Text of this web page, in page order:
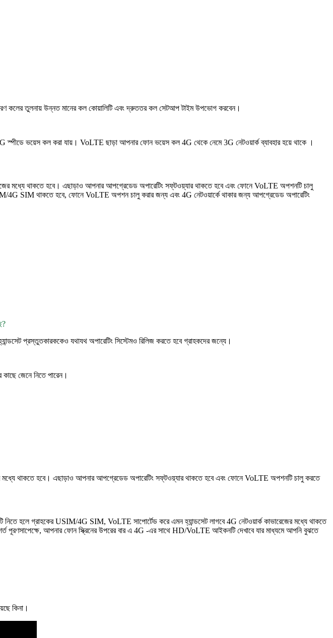
কলের তুলনায় উন্নত মানের কল কোয়ালিটি এবং দ্রুততর কল সেটআপ টাইম উপভোগ করবেন।
ভয়েস কল করা যায়। VoLTE ছাড়া আপনার ফোন ভয়েস কল 4G থেকে নেমে 3G নেটওয়ার্ক ব্যাবহার হয়ে থাকে ।
মধ্যে থাকতে হবে। এছাড়াও আপনার আপগ্রেডেড অপারেটিং সফ্‌টওয়্যার থাকতে হবে এবং ফোনে VoLTE অপশনটি চালু
4G SIM থাকতে হবে, ফোনে VoLTE অপশন চালু করার জন্য এবং 4G নেটওয়ার্কে থাকার জন্য আপগ্রেডেড অপারেটিং
প্রস্তুতকারককেও যথাযথ অপারেটিং সিস্টেমও রিলিজ করতে হবে গ্রাহকদের জন্যে।
জেনে নিতে পারেন।
মধ্যে থাকতে হবে। এছাড়াও আপনার আপগ্রেডেড অপারেটিং সফ্‌টওয়্যার থাকতে হবে এবং ফোনে VoLTE অপশনটি চালু করতে
নিতে হলে গ্রাহকের USIM/4G SIM, VoLTE সাপোর্টেড করে এমন হ্যান্ডসেট লাগবে 4G নেটওয়ার্ক কাভারেজের মধ্যে থাকতে
আপনার ফোন স্ক্রিনের উপরের বার এ 4G -এর সাথে HD/VoLTE আইকনটি দেখাবে যার মাধ্যমে আপনি বুঝতে
কিনা।